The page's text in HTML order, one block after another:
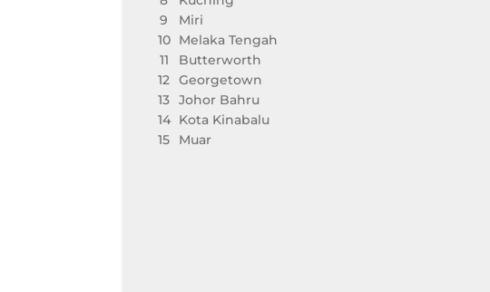
9
Miri
10 Melaka Tengah
11
Butterworth
12 Georgetown
13 Johor Bahru
14 Kota Kinabalu
15
Muar